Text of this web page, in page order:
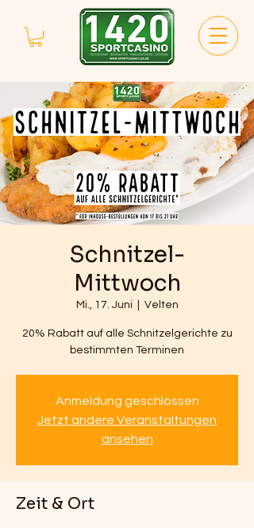
Schnitzel-
Mittwoch
Mi., 17. Juni Velten
20% Rabatt auf alle Schnitzelgerichte zu
bestimmten Terminen
Anmeldung geschlossen
Jetzt andere Veranstaltungen
ansehen
Zeit & Ort